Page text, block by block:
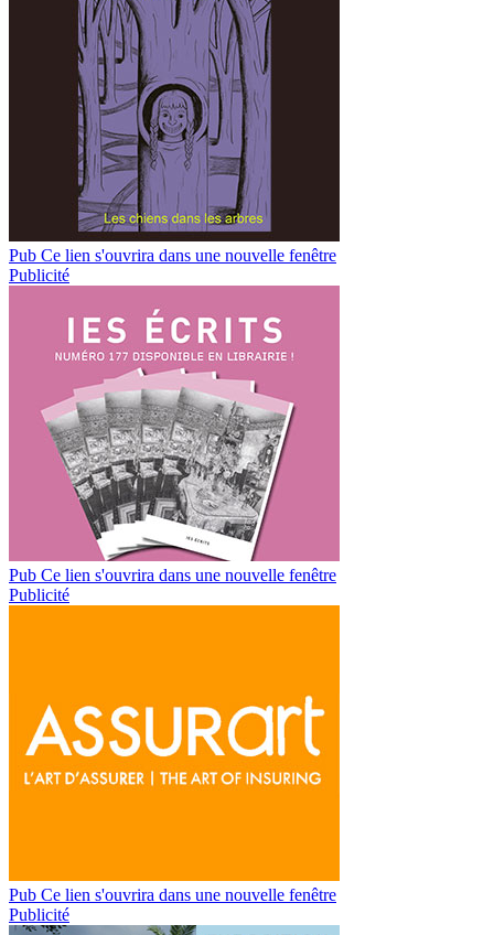
Pub Ce lien s'ouvrira dans une nouvelle fenêtre
Publicité
Pub Ce lien s'ouvrira dans une nouvelle fenêtre
Publicité
Pub Ce lien s'ouvrira dans une nouvelle fenêtre
Publicité